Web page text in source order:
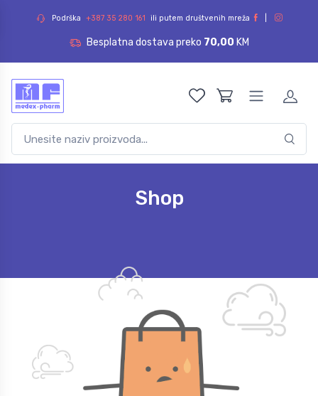
Podrška +387 35 280 161 ili putem društvenih mreža
Besplatna dostava preko 70,00 KM
Shop